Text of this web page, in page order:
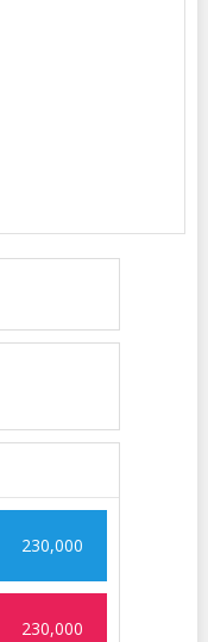
230,000
230,000